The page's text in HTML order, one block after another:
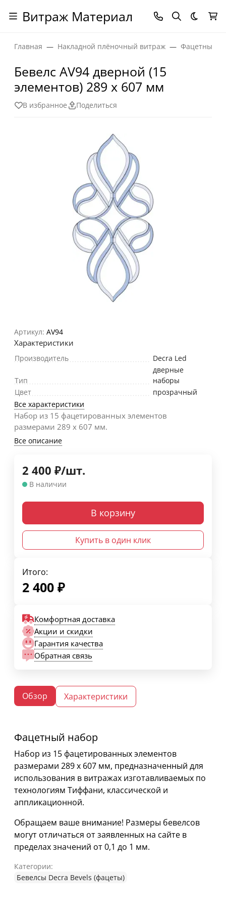
Витраж Материал Темная
Главная Накладной плёночный витраж Фацетные
Бевелс AV94 дверной (15
элементов) 289 х 607 мм
В избранное Поделиться
Артикул: AV94
Характеристики
Производитель Decra Led
Тип
дверные
наборы
Цвет
прозрачный
Все характеристики
Набор из 15 фацетированных элементов
размерами 289 х 607 мм.
Все описание
2 400 ₽/шт.
В наличии
В корзину
Купить в один клик
Итого:
2 400 ₽
Комфортная доставка
Акции и скидки
Гарантия качества
Обратная связь
Обзор Характеристики
Фацетный набор
Набор из 15 фацетированных элементов
размерами 289 х 607 мм, предназначенный для
использования в витражах изготавливаемых по
технологиям Тиффани, классической и
аппликационной.
Обращаем ваше внимание! Размеры бевелсов
могут отличаться от заявленных на сайте в
пределах значений от 0,1 до 1 мм.
Категории:
Бевелсы Decra Bevels (фацеты)